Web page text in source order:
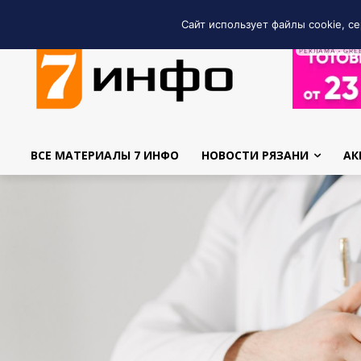
РЕКЛАМА •
ВСЕ МАТЕРИАЛЫ 7 ИНФО НОВОСТИ РЯЗАНИ
Сайт использует файлы cookie,